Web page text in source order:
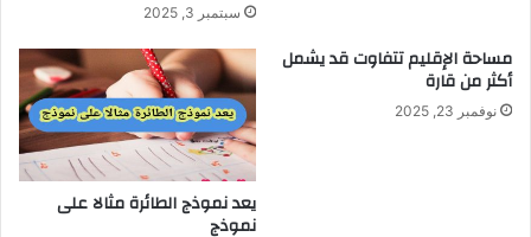
سبتمبر 3, 2025
مساحة الإقليم تتفاوت قد يشمل
أكثر من قارة
نوفمبر 23, 2025
يعد نموذج الطائرة مثالا على
نموذج